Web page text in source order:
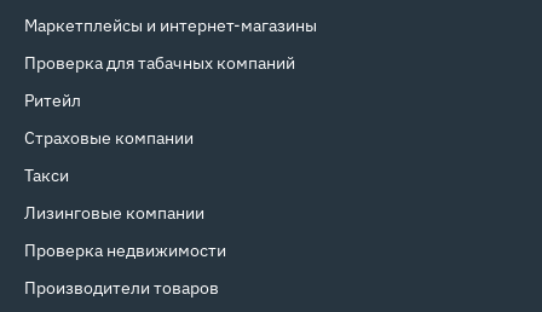
Маркетплейсы и интернет‑магазины
Проверка для табачных компаний
Ритейл
Страховые компании
Такси
Лизинговые компании
Проверка недвижимости
Производители товаров